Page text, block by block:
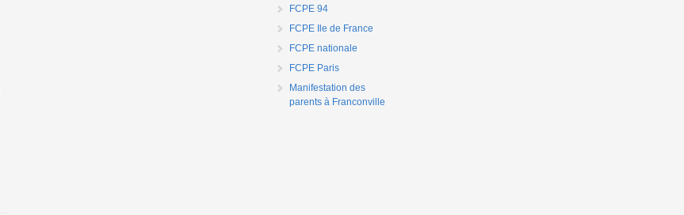
FCPE 94
FCPE Ile de France
FCPE nationale
FCPE Paris
Manifestation des
parents à Franconville